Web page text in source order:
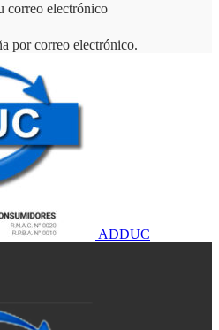
correo electrónico
por correo electrónico.
ADDUC